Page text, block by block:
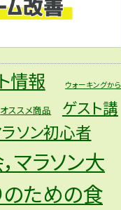
情報 ウォーキングから
オススメ商品
ゲスト講
ソン初心者
マラソン大
のための食